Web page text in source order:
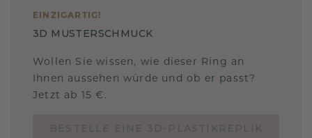
EINZIGARTIG !
3D MUSTERSCHMUCK
Wollen Sie wissen, wie dieser Ring an
Ihnen aussehen würde und ob er passt?
Jetzt ab 15 €.